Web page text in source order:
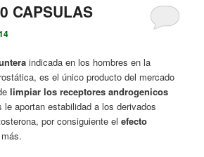
CAPSULAS
indicada en los hombres en la
es el único producto del mercado
limpiar los receptores androgenicos
le aportan estabilidad a los derivados
por consiguiente elefecto